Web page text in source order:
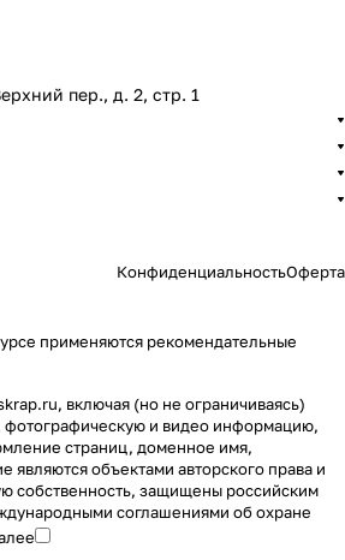
пер., д. 2, стр. 1
КонфиденциальностьОферта
применяются рекомендательные
включая (но не ограничиваясь)
фотографическую и видео информацию,
страниц, доменное имя,
объектами авторского права и
собственность, защищены российским
соглашениями об охране